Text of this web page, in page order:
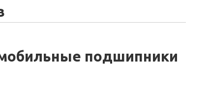
подшипники